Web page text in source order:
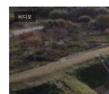
비디오